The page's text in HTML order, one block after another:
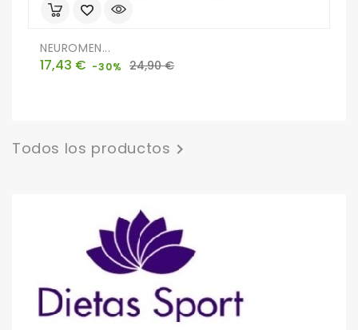
NEUROMEN...
Precio
17,43 € -30%
Precio
24,90 €
Todos los productos 